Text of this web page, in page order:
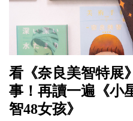
看《奈良美智特展
事！再讀一遍《小
智48女孩》